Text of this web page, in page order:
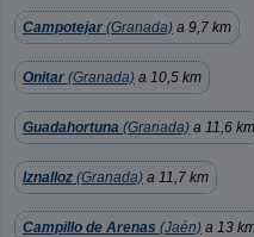
Campotejar (Granada) a 9,7 km
Onitar (Granada) a 10,5 km
Guadahortuna (Granada) a 11,6 km
Iznalloz (Granada) a 11,7 km
Campillo de Arenas (Jaén) a 13